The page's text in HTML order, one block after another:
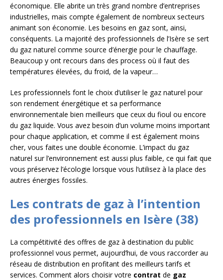
économique. Elle abrite un très grand nombre d’entreprises
industrielles, mais compte également de nombreux secteurs
animant son économie. Les besoins en gaz sont, ainsi,
conséquents. La majorité des professionnels de l’Isère se sert
du gaz naturel comme source d’énergie pour le chauffage.
Beaucoup y ont recours dans des process où il faut des
températures élevées, du froid, de la vapeur…
Les professionnels font le choix d’utiliser le gaz naturel pour
son rendement énergétique et sa performance
environnementale bien meilleurs que ceux du fioul ou encore
du gaz liquide. Vous avez besoin d’un volume moins important
pour chaque application, et comme il est également moins
cher, vous faites une double économie. L’impact du gaz
naturel sur l’environnement est aussi plus faible, ce qui fait que
vous préservez l’écologie lorsque vous l’utilisez à la place des
autres énergies fossiles.
Les contrats de gaz à l’intention
des professionnels en Isère (38)
La compétitivité des offres de gaz à destination du public
professionnel vous permet, aujourd’hui, de vous raccorder au
réseau de distribution en profitant des meilleurs tarifs et
services. Comment alors choisir votre contrat de gaz